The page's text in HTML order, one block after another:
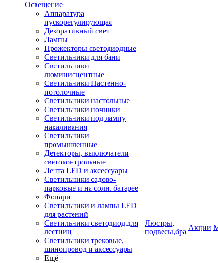
Освещение
Аппаратура
пускорегулирующая
Декоративный свет
Лампы
Прожекторы светодиодные
Светильники для бани
Светильники
люминисцентные
Светильники Настенно-
потолочные
Светильники настольные
Светильники ночники
Светильники под лампу
накаливания
Светильники
промышленные
Детекторы, выключатели
светоконтрольные
Лента LED и аксессуары
Светильники садово-
парковые и на солн. батарее
Фонари
Светильники и лампы LED
для растений
Светильники светодиод.для
лестниц
Светильники трековые,
шинопровод и аксессуары
Ещё
Люстры,
подвесы,бра
Акции